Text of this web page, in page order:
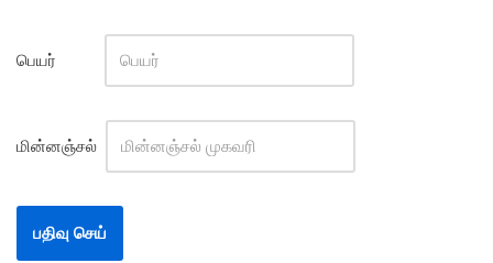
பெயர்
மின்னஞ்சல்